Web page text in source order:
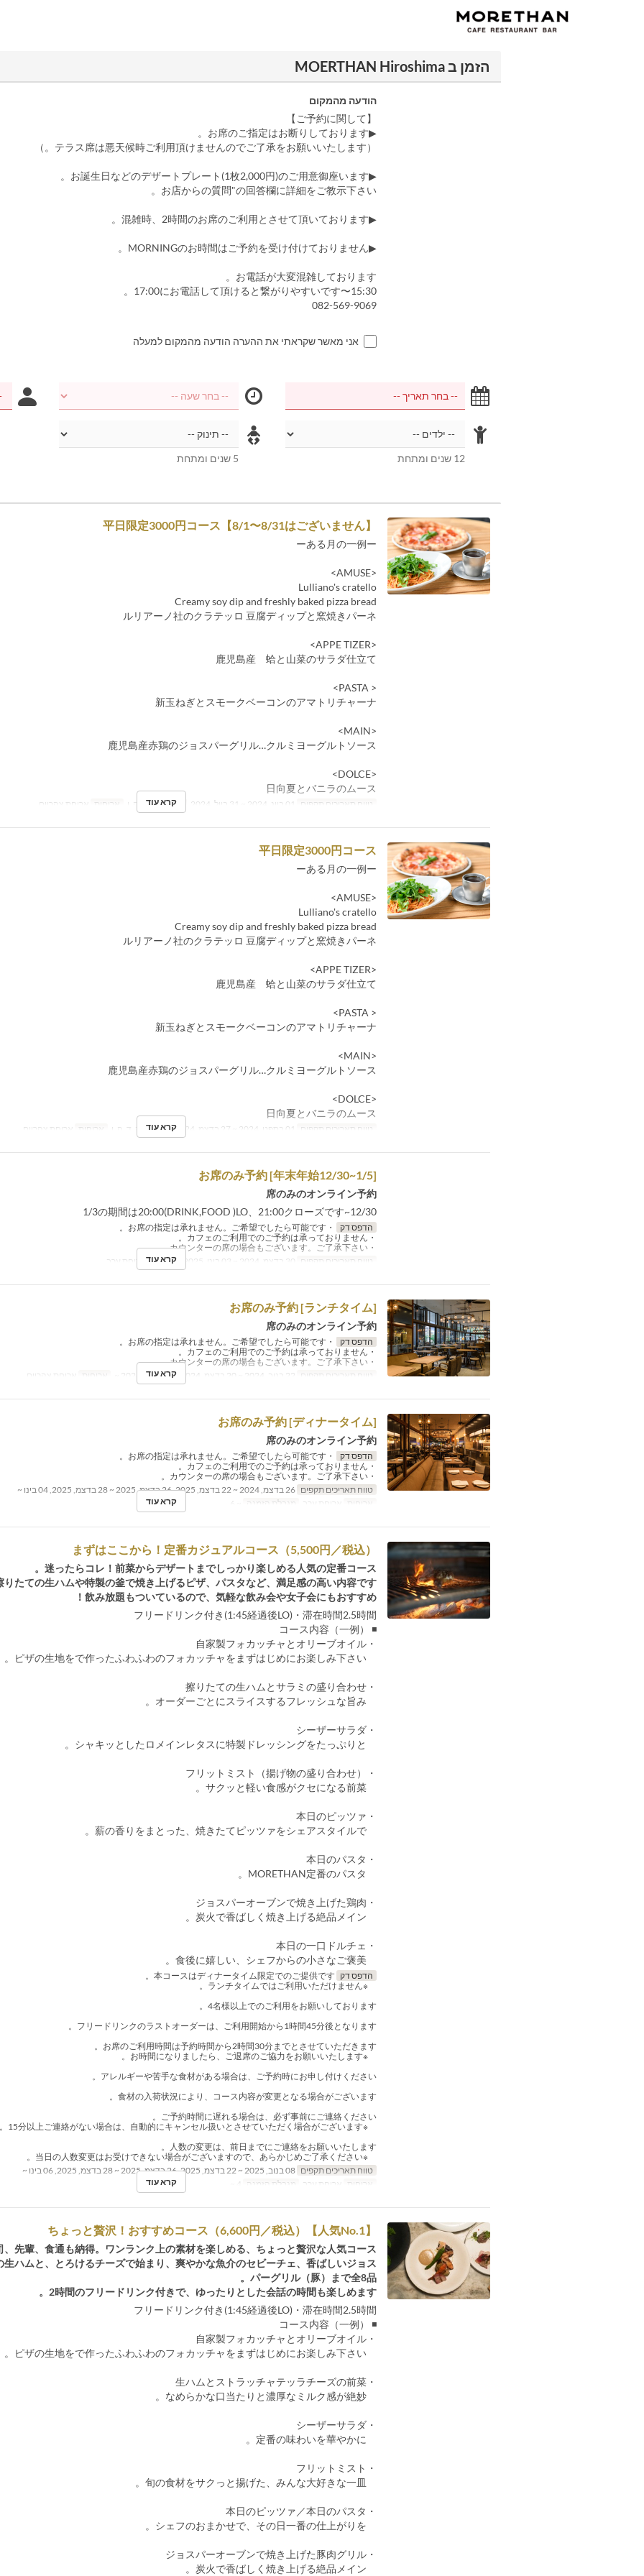
הזמן ב MOERTHAN Hiroshima
הודעה מהמקום
【ご予約に関して】
▶お席のご指定はお断りしております。
（テラス席は悪天候時ご利用頂けませんのでご了承をお願いいたします。）
▶お誕生日などのデザートプレート(1枚2,000円)のご用意御座います。
お店からの質問"の回答欄に詳細をご教示下さい。
▶混雑時、2時間のお席のご利用とさせて頂いております。
▶MORNINGのお時間はご予約を受け付けておりません。
お電話が大変混雑しております。
15:30〜17:00にお電話して頂けると繋がりやすいです。
082-569-9069
אני מאשר שקראתי את ההערה הודעה מהמקום למעלה
12 שנים ומתחת 5 שנים ומתחת
平日限定3000円コース【8/1〜8/31はございません】
ーある月の一例ー
<AMUSE>
Lulliano's cratello
Creamy soy dip and freshly baked pizza bread
ルリアーノ社のクラテッロ 豆腐ディップと窯焼きパーネ
<APPE TIZER>
鹿児島産 蛤と山菜のサラダ仕立て
< PASTA>
新玉ねぎとスモークベーコンのアマトリチャーナ
<MAIN>
鹿児島産赤鶏のジョスパーグリル…クルミヨーグルトソース
<DOLCE>
日向夏とバニラのムース
טווח תאריכים תקפים ימים ב, ג, ד, ה, ו ארוחות ארוחת צהריים קרא עוד
平日限定3000円コース
ーある月の一例ー
<AMUSE>
Lulliano's cratello
Creamy soy dip and freshly baked pizza bread
ルリアーノ社のクラテッロ 豆腐ディップと窯焼きパーネ
<APPE TIZER>
鹿児島産 蛤と山菜のサラダ仕立て
< PASTA>
新玉ねぎとスモークベーコンのアマトリチャーナ
<MAIN>
鹿児島産赤鶏のジョスパーグリル…クルミヨーグルトソース
<DOLCE>
日向夏とバニラのムース
טווח תאריכים תקפים ימים ב, ג, ד, ה, ו ארוחות ארוחת צהריים קרא עוד
[年末年始12/30~1/5] お席のみ予約
席のみのオンライン予約
12/30~1/3の期間は20:00(DRINK,FOOD )LO、21:00クローズです
הדפס דק
・お席の指定は承れません。ご希望でしたら可能です。
・カフェのご利用でのご予約は承っておりません。
・カウンターの席の場合もございます。ご了承下さい。
טווח תאריכים תקפים
ארוחות ארוחת ערבקרא עוד
[ランチタイム] お席のみ予約
席のみのオンライン予約
הדפס דק
・お席の指定は承れません。ご希望でしたら可能です。
・カフェのご利用でのご予約は承っておりません。
・カウンターの席の場合もございます。ご了承下さい。
טווח תאריכים תקפים
ארוחות ארוחת צהריים קרא עוד
[ディナータイム] お席のみ予約
席のみのオンライン予約
הדפס דק
・お席の指定は承れません。ご希望でしたら可能です。
・カフェのご利用でのご予約は承っておりません。
・カウンターの席の場合もございます。ご了承下さい。
טווח תאריכים תקפים
ארוחות ארוחת ערב מגבלת הזמנה קרא עוד
まずはここから！定番カジュアルコース（5,500円／税込）
迷ったらコレ！前菜からデザートまでしっかり楽しめる人気の定番コース。
りたての生ハムや特製の釜で焼き上げるピザ、パスタなど、満足感の高い内容です。
飲み放題もついているので、気軽な飲み会や女子会にもおすすめ！
フリードリンク付き(1:45経過後LO)・滞在時間2.5時間
◾️ コース内容（一例）
・自家製フォカッチャとオリーブオイル
・擦りたての生ハムとサラミの盛り合わせ
・シーザーサラダ
・フリットミスト（揚げ物の盛り合わせ）
・本日のピッツァ
・本日のパスタ
・ジョスパーオーブンで焼き上げた鶏肉
・本日の一口ドルチェ
הדפס דק
※ランチタイムではご利用いただけません。
4名様以上でのご利用をお願いしております。
フリードリンクのラストオーダーは、ご利用開始から1時間45分後となります。
お席のご利用時間は予約時間から2時間30分までとさせていただきます。
※お時間になりましたら、ご退席のご協力をお願いいたします。
アレルギーや苦手な食材がある場合は、ご予約時にお申し付けください。
食材の入荷状況により、コース内容が変更となる場合がございます。
ご予約時間に遅れる場合は、必ず事前にご連絡ください。
※15分以上ご連絡がない場合は、自動的にキャンセル扱いとさせていただく場合がございます。
人数の変更は、前日までにご連絡をお願いいたします。
※当日の人数変更はお受けできない場合がございますので、あらかじめご了承ください。
טווח תאריכים תקפים
ארוחות ארוחת ערב מגבלת הזמנה קרא עוד
【人気No.1】ちょっと贅沢！おすすめコース（6,600円／税込）
、先輩、食通も納得。ワンランク上の素材を楽しめる、ちょっと贅沢な人気コース。
生ハムと、とろけるチーズで始まり、爽やかな魚介のセビーチェ、香ばしいジョス
パーグリル（豚）まで全8品。
2時間のフリードリンク付きで、ゆったりとした会話の時間も楽しめます。
フリードリンク付き(1:45経過後LO)・滞在時間2.5時間
◾️ コース内容（一例）
・自家製フォカッチャとオリーブオイル
・生ハムとストラッチャテッラチーズの前菜
・シーザーサラダ
・フリットミスト
・本日のピッツァ／本日のパスタ
・ジョスパーオーブンで焼き上げた豚肉グリル